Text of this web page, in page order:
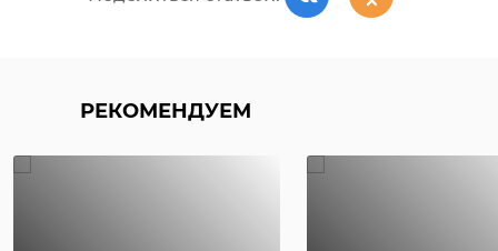
РЕКОМЕНДУЕМ